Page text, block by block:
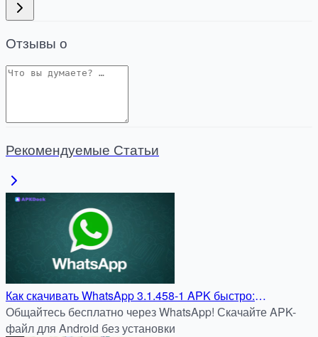
Отзывы о
Рекомендуемые Статьи
Как скачивать WhatsApp 3.1.458-1 APK быстро:
Используем оптимизированные серверы APKDock
Общайтесь бесплатно через WhatsApp! Скачайте APK-
файл для Android без установки